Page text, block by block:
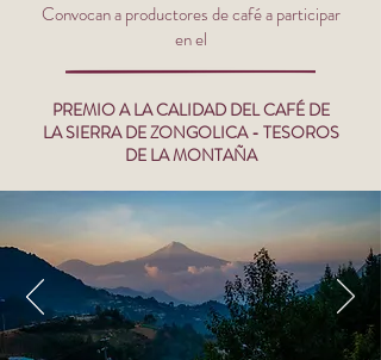
Convocan a productores de café a participar
en el
PREMIO A LA CALIDAD DEL CAFÉ DE
LA SIERRA DE ZONGOLICA - TESOROS
DE LA MONTAÑA